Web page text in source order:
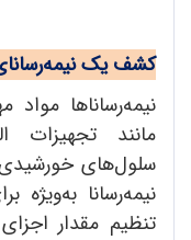
کشف یک نیمه‌رسانای
نیمه‌رساناها
مانند تجهیزات
نیمه‌رسانا به‌ویژه
تنظیم مقدار